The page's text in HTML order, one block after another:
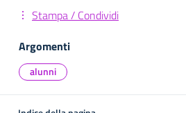
Stampa / Condividi
Argomenti
alunni